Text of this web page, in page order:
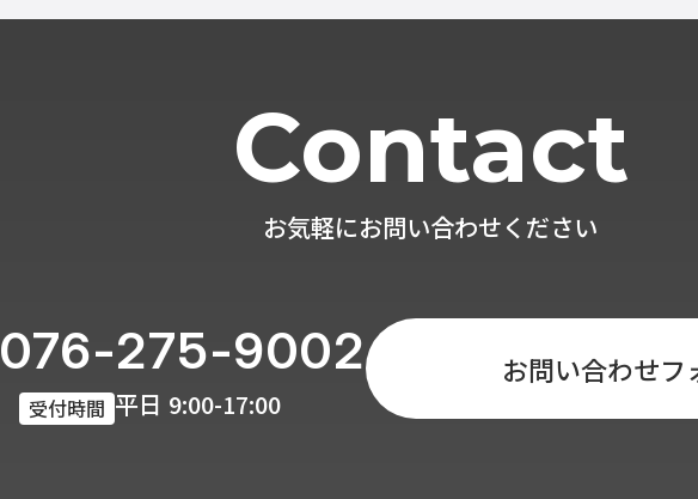
Contact
お気軽にお問い合わせください
076-275-9002
受付時間 平日 9:00-17:00
お問い合わせフ